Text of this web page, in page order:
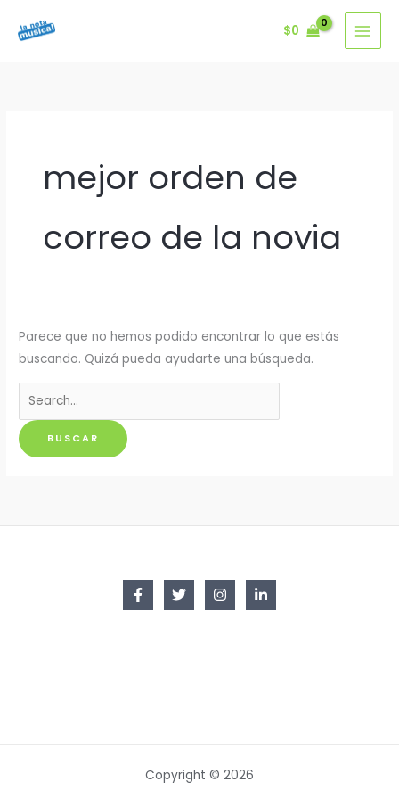
$0
mejor orden de
correo de la novia
Parece que no hemos podido encontrar lo que estás
buscando. Quizá pueda ayudarte una búsqueda.
Buscar
por:
Copyright © 2026